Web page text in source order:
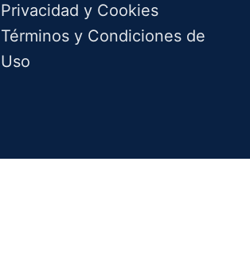
Privacidad y Cookies
Términos y Condiciones de
Uso